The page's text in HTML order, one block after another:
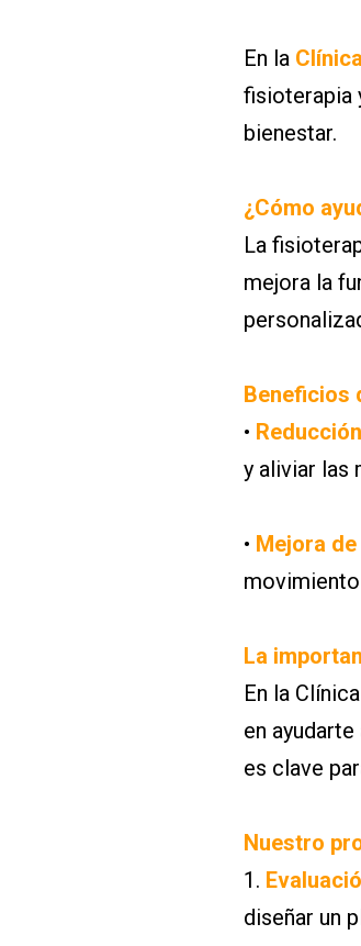
En la
fisioterapia
bienestar.
¿Cómo
La
mejora la
Beneficios
•
y aliviar las
• Mejora
La
En la
en
es clave
Nuestro
1.
diseñar un